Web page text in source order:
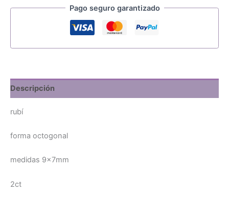
Pago seguro garantizado
Descripción
rubí
forma octogonal
medidas 9x7mm
2ct